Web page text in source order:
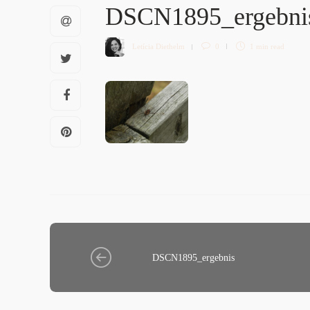
Letícia Diethelm 0 1 min read
DSCN1895_ergebnis